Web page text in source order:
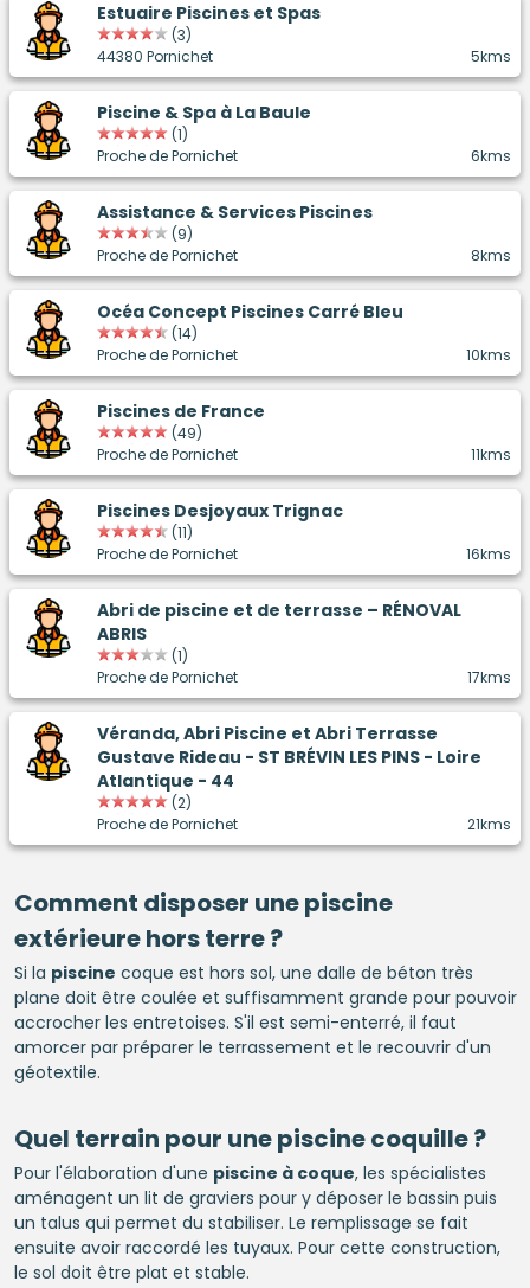
Estuaire Piscines et Spas
(3)
44380 Pornichet
5kms
Piscine & Spa à La Baule
(1)
Proche de Pornichet
6kms
Assistance & Services Piscines
(9)
Proche de Pornichet
8kms
Océa Concept Piscines Carré Bleu
(14)
Proche de Pornichet
10kms
Piscines de France
(49)
Proche de Pornichet
11kms
Piscines Desjoyaux Trignac
(11)
Proche de Pornichet
16kms
Abri de piscine et de terrasse – RÉNOVAL
ABRIS
(1)
Proche de Pornichet
17kms
Véranda, Abri Piscine et Abri Terrasse
Gustave Rideau - ST BRÉVIN LES PINS - Loire
Atlantique - 44
(2)
Proche de Pornichet
21kms
Comment disposer unepiscine
extérieure hors terre ?
Si la piscine coque est hors sol, une dalle de béton très
plane doit être coulée et suffisamment grande pour pouvoir
accrocher les entretoises. S'il est semi-enterré, il faut
amorcer par préparer le terrassement et le recouvrir d'un
géotextile.
Quel terrain pour unepiscinecoquille ?
Pour l'élaboration d'une piscine à coque, les spécialistes
aménagent un lit de graviers pour y déposer le bassin puis
un talus qui permet du stabiliser. Le remplissage se fait
ensuite avoir raccordé les tuyaux. Pour cette construction,
le sol doit être plat et stable.